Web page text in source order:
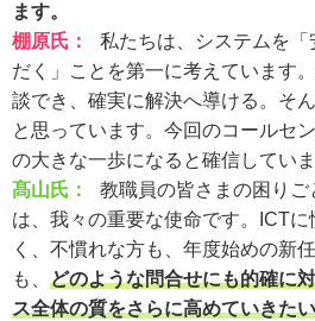
ます。
棚原氏 ：
私たちは、システムを
だく」ことを第一に考えています
談でき、確実に解決へ導ける。そ
と思っています。今回のコールセ
の大きな一歩になると確信していま
髙山氏：
教職員の皆さまの困りご
は、我々の重要な使命です。ICT
く、不慣れな方も、年度始めの新
も、 どのような問合せにも的確に
ス全体の質をさらに高めていきたい